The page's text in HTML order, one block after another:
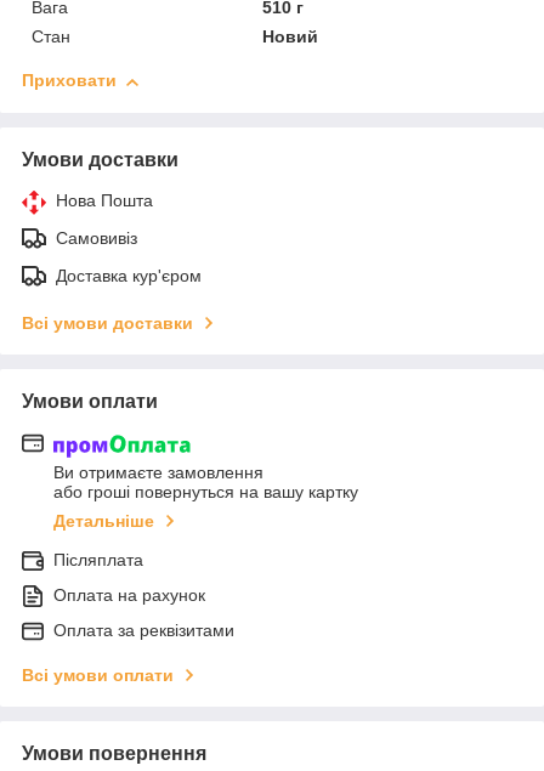
Вага
510 г
Стан
Новий
Приховати
Умови доставки
Нова Пошта
Самовивіз
Доставка кур'єром
Всі умови доставки
Умови оплати
Ви отримаєте замовлення
або гроші повернуться на вашу картку
Детальніше
Післяплата
Оплата на рахунок
Оплата за реквізитами
Всі умови оплати
Умови повернення